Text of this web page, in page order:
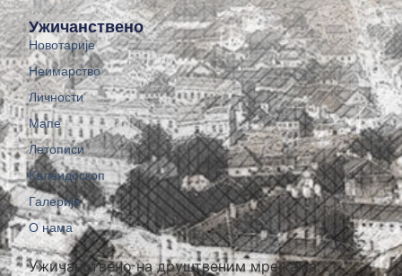
Ужичанствено на друштвеним мрежама:
Ужичанствено
Новотарије
Неимарство
Личности
Мапе
Летописи
Калеидоскоп
Галерије
О нама